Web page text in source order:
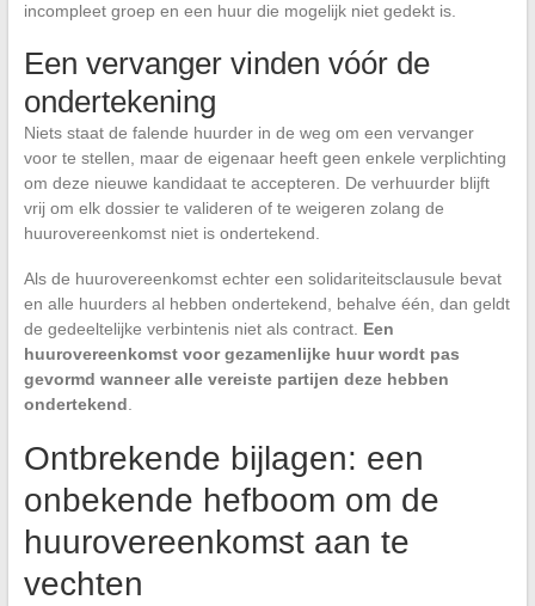
incompleet groep en een huur die mogelijk niet gedekt is.
Een vervanger vinden vóór de
ondertekening
Niets staat de falende huurder in de weg om een vervanger
voor te stellen, maar de eigenaar heeft geen enkele verplichting
om deze nieuwe kandidaat te accepteren. De verhuurder blijft
vrij om elk dossier te valideren of te weigeren zolang de
huurovereenkomst niet is ondertekend.
Als de huurovereenkomst echter een solidariteitsclausule bevat
en alle huurders al hebben ondertekend, behalve één, dan geldt
de gedeeltelijke verbintenis niet als contract. Een
huurovereenkomst voor gezamenlijke huur wordt pas
gevormd wanneer alle vereiste partijen deze hebben
ondertekend.
Ontbrekende bijlagen: een
onbekende hefboom om de
huurovereenkomst aan te
vechten